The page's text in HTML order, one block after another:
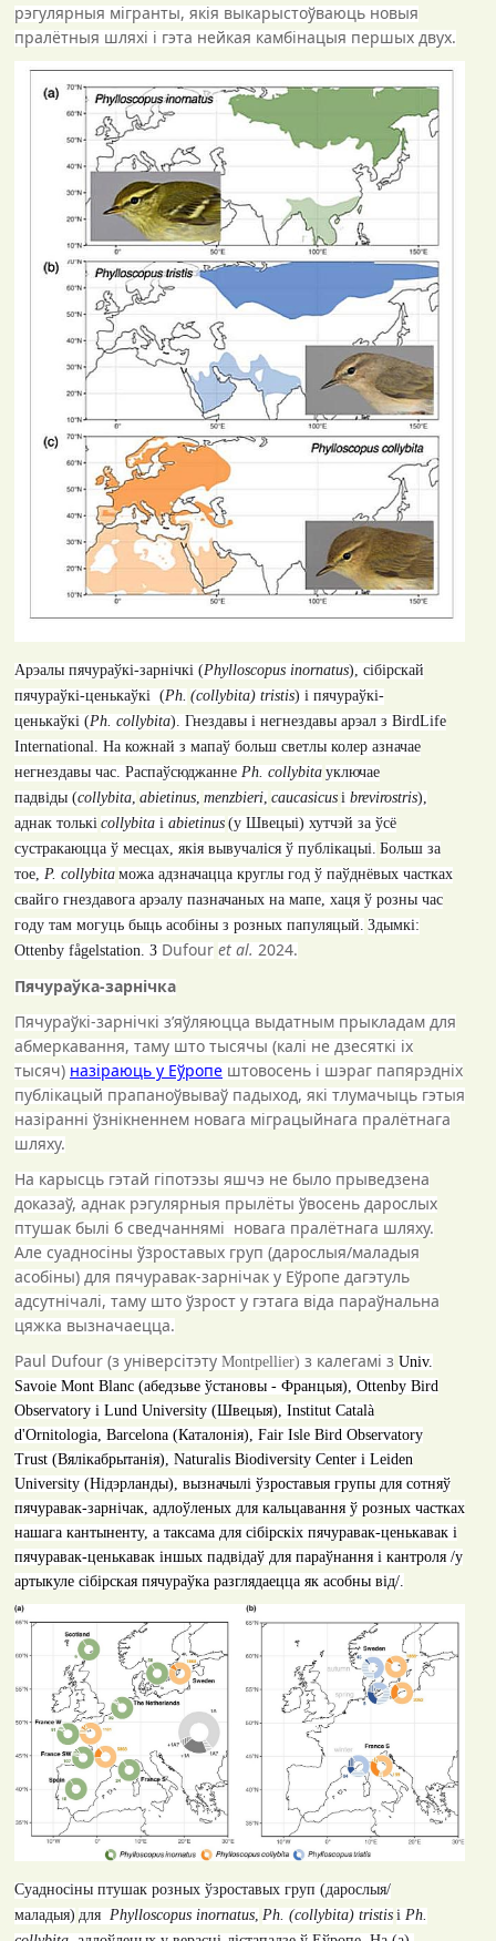
рэгулярныя мігранты, якія выкарыстоўваюць новыя
пралётныя шляхі і гэта нейкая камбінацыя першых двух.
Арэалы пячураўкі-зарнічкі(Phylloscopus inornatus), сібірскай
пячураўкі-ценькаўкі (Ph. (collybita) tristis) і пячураўкі-
ценькаўкі(Ph. collybita). Гнездавы і негнездавы арэал з BirdLife
International. На кожнай з мапаў больш светлы колер азначае
негнездавы час. Распаўсюджанне Ph. collybita уключае
падвіды(collybita, abietinus, menzbieri, caucasicus і brevirostris),
аднак толькі collybita і abietinus (у Швецыі) хутчэй за ўсё
сустракаюцца ў месцах, якія вывучаліся ў публікацыі. Больш за
тое, P. collybita можа адзначацца круглы год ў паўднёвых частках
свайго гнездавога арэалу пазначаных на мапе, хаця ў розны час
году там могуць быць асобіны з розных папуляцый. Здымкі:
Ottenby fågelstation. З Dufour et al. 2024.
Пячураўка-зарнічка
Пячураўкі-зарнічкі з’яўляюцца выдатным прыкладам для
абмеркавання, таму што тысячы (калі не дзесяткі іх
тысяч) назіраюць у Еўропе штовосень і шэраг папярэдніх
публікацый прапаноўвываў падыход, які тлумачыць гэтыя
назіранні ўзнікненнем новага міграцыйнага пралётнага
шляху.
На карысць гэтай гіпотэзы яшчэ не было прыведзена
доказаў, аднак рэгулярныя прылёты ўвосень дарослых
птушак былі б сведчаннямі новага пралётнага шляху.
Але суадносіны ўзроставых груп (дарослыя/маладыя
асобіны) для пячуравак-зарнічак у Еўропе дагэтуль
адсутнічалі, таму што ўзрост у гэтага віда параўнальна
цяжка вызначаецца.
Paul Dufour (з універсітэту Montpellier) з калегамі з Univ.
Savoie Mont Blanc(абедзьве ўстановы - Францыя), Ottenby Bird
Observatory і Lund University(Швецыя), Institut Català
d'Ornitologia, Barcelona(Каталонія), Fair Isle Bird Observatory
Trust(Вялікабрытанія), Naturalis Biodiversity Center і Leiden
University(Нідэрланды), вызначылі ўзроставыя групы для сотняў
пячуравак-зарнічак, адлоўленых для кальцавання ў розных частках
нашага кантыненту, а таксама для сібірскіх пячуравак-ценькавак і
пячуравак-ценькавак іншых падвідаў для параўнання і кантроля /у
артыкуле сібірская пячураўка разглядаецца як асобны від/.
Суадносіны птушак розных ўзроставых груп (дарослыя/
маладыя) для Phylloscopus inornatus, Ph. (collybita) tristis і Ph.